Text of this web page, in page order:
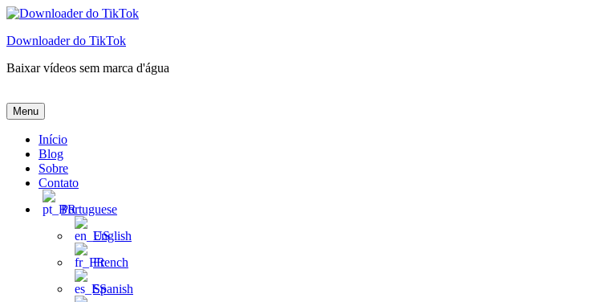
Pular
o
Downloader do TikTok
Baixar vídeos sem marca d'água
Downloader do TikTok
Baixar vídeos sem marca d'água
Menu
Início
Blog
Sobre
Contato
Portuguese
English
French
Spanish